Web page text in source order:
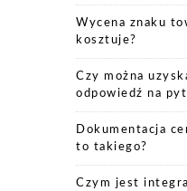
Wycena znaku
kosztuje?
Czy można
odpowiedź na
Dokumentacja
to takiego?
Czym jest